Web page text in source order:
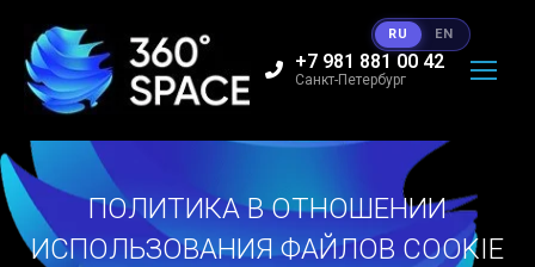
+7 981 881 00 42
Санкт-Петербург
ПОЛИТИКА В ОТНОШЕНИИ
ИСПОЛЬЗОВАНИЯ ФАЙЛОВ COOKIE
RU EN